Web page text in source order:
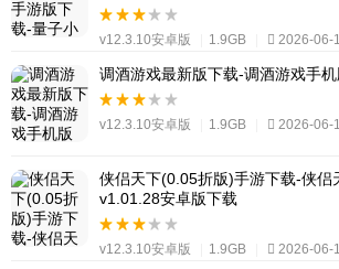
v12.3.10安卓版 1.9GB 2026-06-
调酒游戏最新版下载-调酒游戏手
v12.3.10安卓版 1.9GB 2026-06-
侠侣天下(0.05折版)手游下载-侠侣
v1.01.28安卓版下载
v12.3.10安卓版 1.9GB 2026-06-